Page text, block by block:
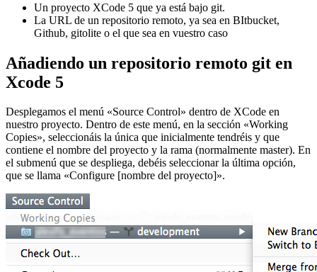
Un proyecto XCode 5 que ya está bajo git.
La URL de un repositorio remoto, ya sea en BItbucket,
Github, gitolite o el que sea en vuestro caso
Añadiendo un repositorio remoto git en
Xcode 5
Desplegamos el menú «Source Control» dentro de XCode en
nuestro proyecto. Dentro de este menú, en la sección «Working
Copies», seleccionáis la única que inicialmente tendréis y que
contiene el nombre del proyecto y la rama (normalmente master). En
el submenú que se despliega, debéis seleccionar la última opción,
que se llama «Configure [nombre del proyecto]».